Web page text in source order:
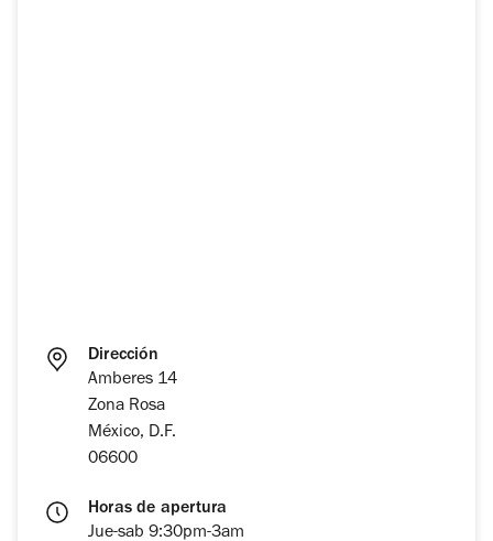
Dirección
Amberes 14
Zona Rosa
México, D.F.
06600
Horas de apertura
Jue-sab 9:30pm-3am